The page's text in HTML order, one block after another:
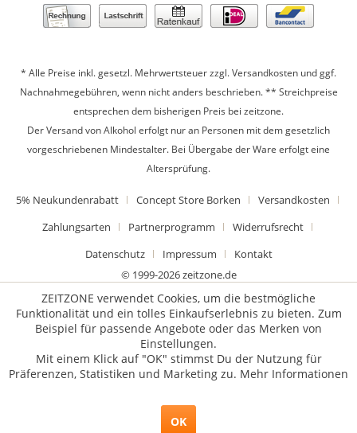
* Alle Preise inkl. gesetzl. Mehrwertsteuer zzgl.Versandkosten und ggf.
Nachnahmegebühren, wenn nicht anders beschrieben. ** Streichpreise
entsprechen dem bisherigen Preis bei zeitzone.
Der Versand von Alkohol erfolgt nur an Personen mit dem gesetzlich
vorgeschriebenen Mindestalter. Bei Übergabe der Ware erfolgt eine
Altersprüfung.
5% Neukundenrabatt Concept Store Borken
Versandkosten
Zahlungsarten
Partnerprogramm
Widerrufsrecht
Datenschutz
Impressum
Kontakt
© 1999-2026 zeitzone.de
ZEITZONE verwendet Cookies, um die bestmögliche
Funktionalität und ein tolles Einkaufserlebnis zu bieten. Zum
Beispiel für passende Angebote oder das Merken von
Einstellungen.
Mit einem Klick auf "OK" stimmst Du der Nutzung für
Präferenzen, Statistiken und Marketing zu. Mehr Informationen
OK